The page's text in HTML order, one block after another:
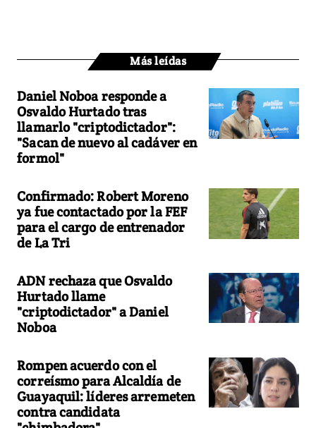
Más leídas
Daniel Noboa responde a
Osvaldo Hurtado tras
llamarlo "criptodictador":
"Sacan de nuevo al cadáver en
formol"
Confirmado: Robert Moreno
ya fue contactado por la FEF
para el cargo de entrenador
de La Tri
ADN rechaza que Osvaldo
Hurtado llame
"criptodictador" a Daniel
Noboa
Rompen acuerdo con el
correísmo para Alcaldía de
Guayaquil: líderes arremeten
contra candidata